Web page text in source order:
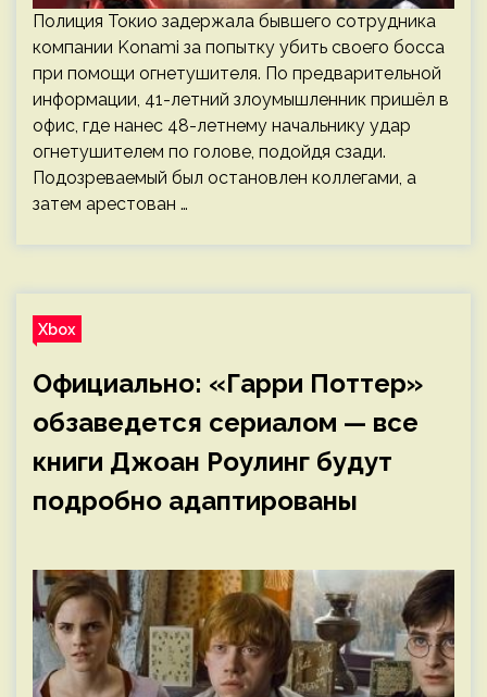
Полиция Токио задержала бывшего сотрудника
компании Konami за попытку убить своего босса
при помощи огнетушителя. По предварительной
информации, 41-летний злоумышленник пришёл в
офис, где нанес 48-летнему начальнику удар
огнетушителем по голове, подойдя сзади.
Подозреваемый был остановлен коллегами, а
затем арестован …
Xbox
Официально: «Гарри Поттер»
обзаведется сериалом — все
книги Джоан Роулинг будут
подробно адаптированы